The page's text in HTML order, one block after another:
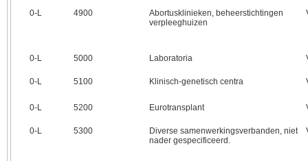
0‑L 4900
Abortusklinieken, beheerstichtingen
verpleeghuizen
0‑L 5000 Laboratoria
0‑L 5100 Klinisch-genetisch centra
0‑L 5200 Eurotransplant
0‑L 5300
Diverse samenwerkingsverbanden, niet
nader gespecificeerd.